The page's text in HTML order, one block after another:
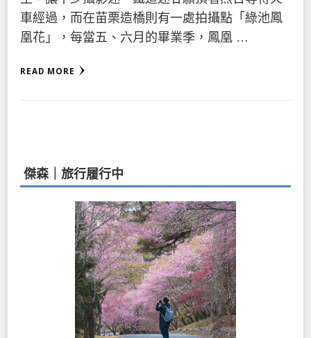
車經過，而在苗栗造橋則有一處拍攝點「綠池鳳
凰花」，每當五、六月的畢業季，鳳凰 …
READ MORE
傑森｜旅行履行中